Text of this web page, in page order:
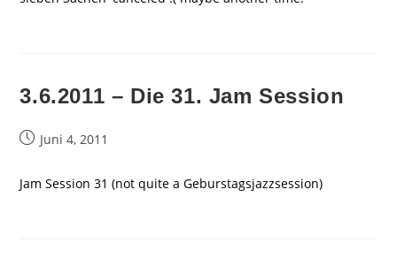
3.6.2011 – Die 31. Jam Session
BeitragJuni 4, 2011
Jam Session 31 (not quite a Geburstagsjazzsession)